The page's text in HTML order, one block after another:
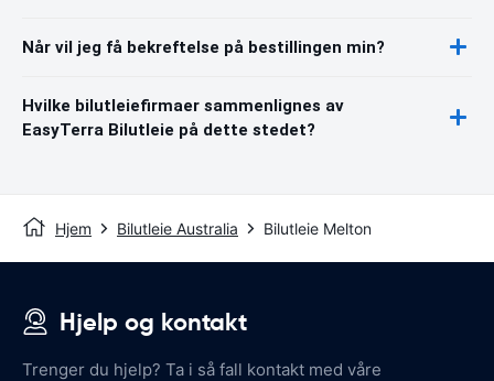
Når vil jeg få bekreftelse på bestillingen min?
Hvilke bilutleiefirmaer sammenlignes av
EasyTerra Bilutleie på dette stedet?
Hjem Bilutleie Australia Bilutleie Melton
Hjelp og kontakt
Trenger du hjelp? Ta i så fall kontakt med våre